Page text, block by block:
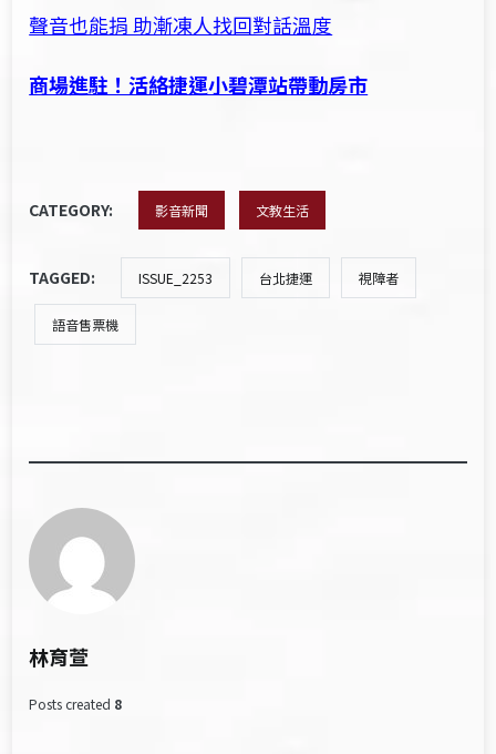
聲音也能捐 助漸凍人找回對話溫度
商場進駐！活絡捷運小碧潭站帶動房市
CATEGORY: 影音新聞 文教生活
TAGGED: ISSUE_2253 台北捷運 視障者
語音售票機
林育萱
Posts created 8